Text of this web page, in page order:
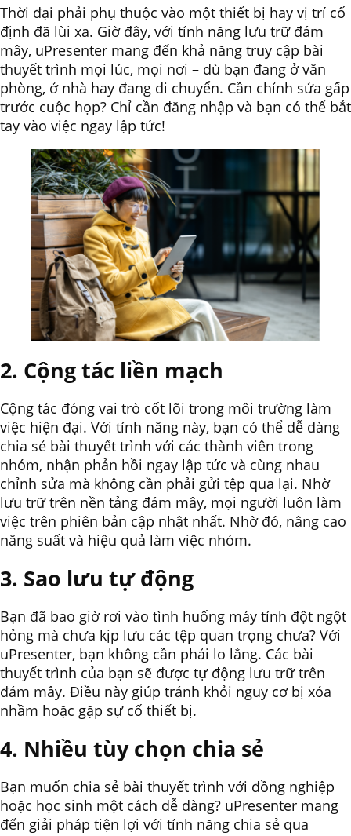
Thời đại phải phụ thuộc vào một thiết bị hay vị trí cố
định đã lùi xa. Giờ đây, với tính năng lưu trữ đám
mây, uPresenter mang đến khả năng truy cập bài
thuyết trình mọi lúc, mọi nơi – dù bạn đang ở văn
phòng, ở nhà hay đang di chuyển. Cần chỉnh sửa gấp
trước cuộc họp? Chỉ cần đăng nhập và bạn có thể bắt
tay vào việc ngay lập tức!
2. Cộng tác liền mạch
Cộng tác đóng vai trò cốt lõi trong môi trường làm
việc hiện đại. Với tính năng này, bạn có thể dễ dàng
chia sẻ bài thuyết trình với các thành viên trong
nhóm, nhận phản hồi ngay lập tức và cùng nhau
chỉnh sửa mà không cần phải gửi tệp qua lại. Nhờ
lưu trữ trên nền tảng đám mây, mọi người luôn làm
việc trên phiên bản cập nhật nhất. Nhờ đó, nâng cao
năng suất và hiệu quả làm việc nhóm.
3. Sao lưu tự động
Bạn đã bao giờ rơi vào tình huống máy tính đột ngột
hỏng mà chưa kịp lưu các tệp quan trọng chưa? Với
uPresenter, bạn không cần phải lo lắng. Các bài
thuyết trình của bạn sẽ được tự động lưu trữ trên
đám mây. Điều này giúp tránh khỏi nguy cơ bị xóa
nhầm hoặc gặp sự cố thiết bị.
4. Nhiều tùy chọn chia sẻ
Bạn muốn chia sẻ bài thuyết trình với đồng nghiệp
hoặc học sinh một cách dễ dàng? uPresenter mang
đến giải pháp tiện lợi với tính năng chia sẻ qua